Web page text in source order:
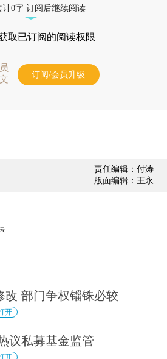
计0字 订阅后继续阅读
取已订阅的阅读权限
订阅/会员升级
责任编辑：付涛
版面编辑：王永
改 部门争权锱铢必较
开
议私募基金监管
开